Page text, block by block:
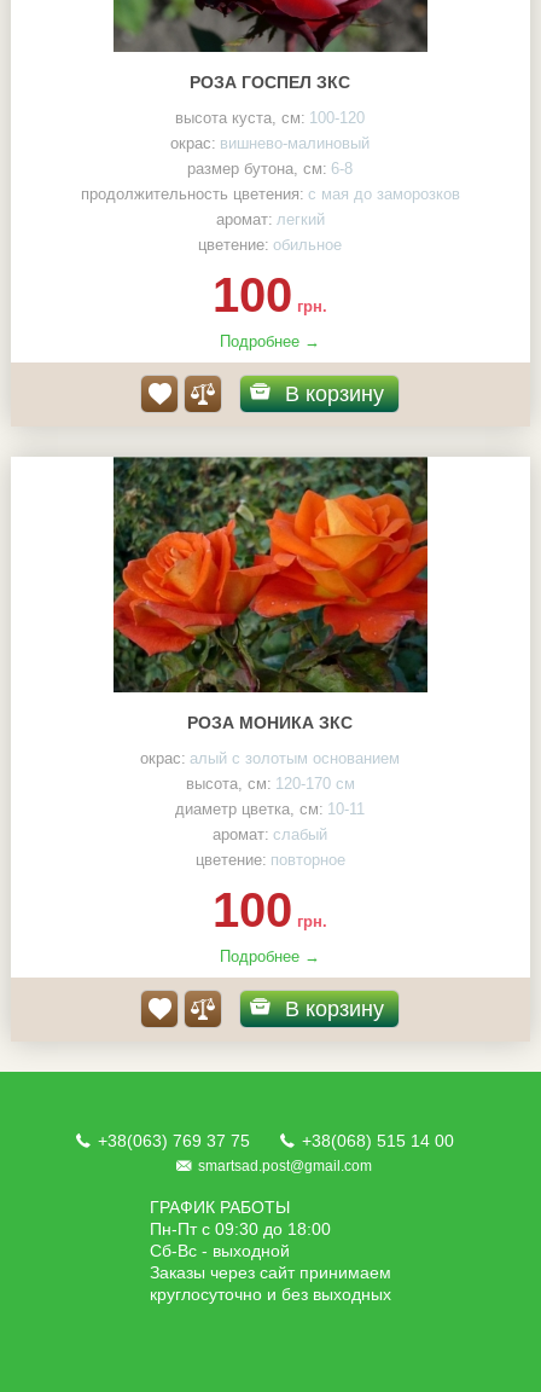
РОЗА ГОСПЕЛ ЗКС
высота куста, см: 100-120
окрас: вишнево-малиновый
размер бутона, см: 6-8
продолжительность цветения: с мая до заморозков
аромат: легкий
цветение: обильное
100 грн.
Подробнее →
В корзину
РОЗА МОНИКА ЗКС
окрас: алый с золотым основанием
высота, см: 120-170 см
диаметр цветка, см: 10-11
аромат: слабый
цветение: повторное
100 грн.
Подробнее →
В корзину
+38(063) 769 37 75 +38(068) 515 14 00
smartsad.post@gmail.com
ГРАФИК РАБОТЫ
Пн-Пт с 09:30 до 18:00
Сб-Вс - выходной
Заказы через сайт принимаем
круглосуточно и без выходных